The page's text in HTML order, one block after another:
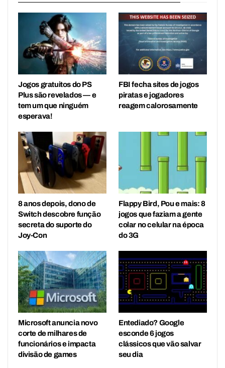
Jogos gratuitos do PS
Plus são revelados — e
tem um que ninguém
esperava!
FBI fecha sites de jogos
piratas e jogadores
reagem calorosamente
8 anos depois, dono de
Switch descobre função
secreta do suporte do
Joy-Con
Flappy Bird, Pou e mais: 8
jogos que faziam a gente
colar no celular na época
do 3G
Microsoft anuncia novo
corte de milhares de
funcionários e impacta
divisão de games
Entediado? Google
esconde 6 jogos
clássicos que vão salvar
seu dia